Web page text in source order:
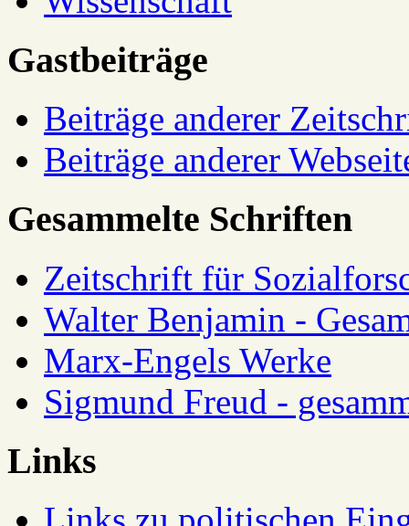
Gastbeiträge
Beiträge anderer
Beiträge anderer
Gesammelte Schriften
Zeitschrift für
Walter Benjamin -
Marx-Engels Werke
Sigmund Freud -
Links